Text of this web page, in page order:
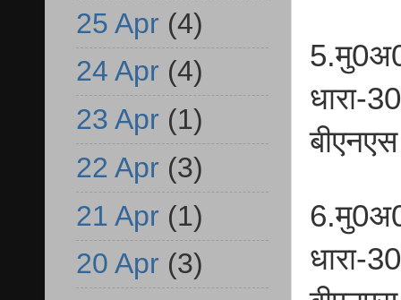
धारा-
धारा-
25 Apr (4)
24 Apr (4)
23 Apr (1)
22 Apr (3)
21 Apr (1)
20 Apr (3)